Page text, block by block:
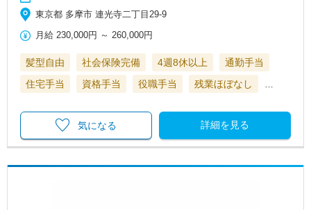
東京都 多摩市 連光寺二丁目29-9
月給 230,000円 ～260,000円
髪型自由 社会保険完備 4週8休以上
通勤手当
住宅手当
資格手当 役職手当 残業ほぼなし …
詳細を見る
気になる